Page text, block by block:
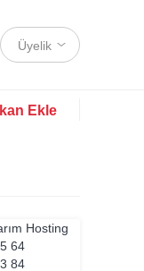
Üyelik
Ekle
Hosting
64
84